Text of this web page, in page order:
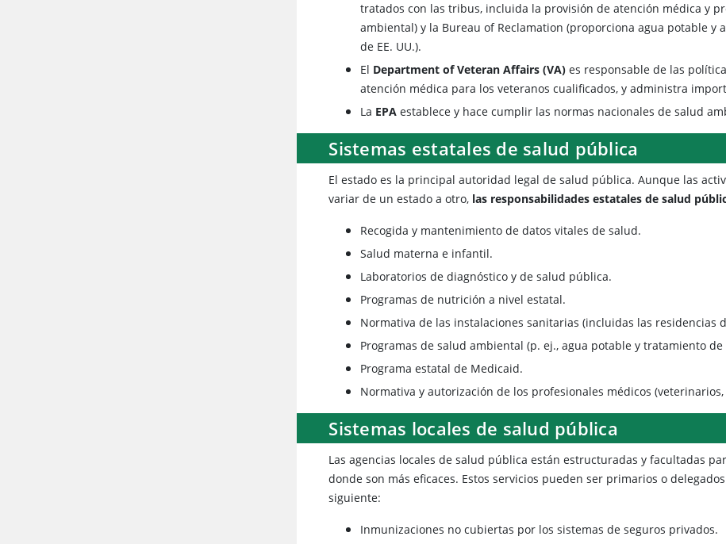
tratados con las tribus, incluida la provisión de atención médica y
ambiental) y la Bureau of Reclamation (proporciona agua potable y
de EE. UU.).
El Department of Veteran Affairs (VA) es responsable de las
atención médica para los veteranos cualificados, y administra
La EPA establece y hace cumplir las normas nacionales de salud
Sistemas estatales de salud pública
El estado es la principal autoridad legal de salud pública. Aunque las
variar de un estado a otro, las responsabilidades estatales de salud
Recogida y mantenimiento de datos vitales de salud.
Salud materna e infantil.
Laboratorios de diagnóstico y de salud pública.
Programas de nutrición a nivel estatal.
Normativa de las instalaciones sanitarias (incluidas las residencias
Programas de salud ambiental (p. ej., agua potable y tratamiento de
Programa estatal de Medicaid.
Normativa y autorización de los profesionales médicos
Sistemas locales de salud pública
Las agencias locales de salud pública están estructuradas y facultadas
donde son más eficaces. Estos servicios pueden ser primarios o
siguiente:
Inmunizaciones no cubiertas por los sistemas de seguros privados.